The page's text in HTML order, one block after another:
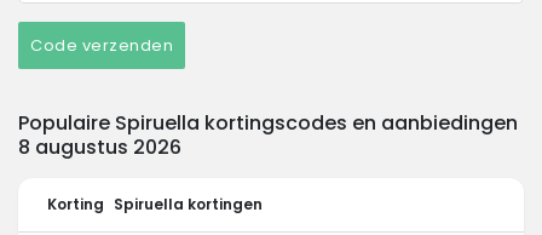
Code verzenden
Populaire Spiruella kortingscodes en aanbiedingen
8 augustus 2026
Korting Spiruella kortingen